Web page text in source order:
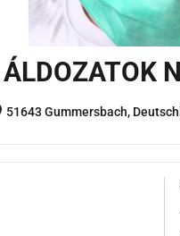
51643 Gummersbach,